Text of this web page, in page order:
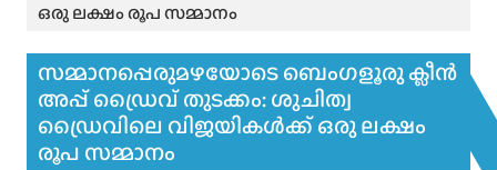
ഒരു ലക്ഷം രൂപ സമ്മാനം
സമ്മാനപ്പെരുമഴയോടെ ബെംഗളൂരു ക്ലീൻ
അപ്പ് ഡ്രൈവ് തുടക്കം: ശുചിത്വ
ഡ്രൈവിലെ വിജയികൾക്ക് ഒരു ലക്ഷം
രൂപ സമ്മാനം